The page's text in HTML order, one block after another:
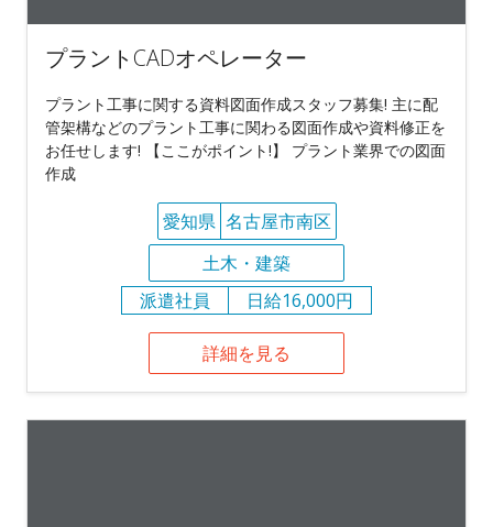
プラントCADオペレーター
プラント工事に関する資料図面作成スタッフ募集! 主に配
管架構などのプラント工事に関わる図面作成や資料修正を
お任せします! 【ここがポイント!】 プラント業界での図面
作成
愛知県 名古屋市南区
土木・建築
派遣社員
日給16,000円
詳細を見る